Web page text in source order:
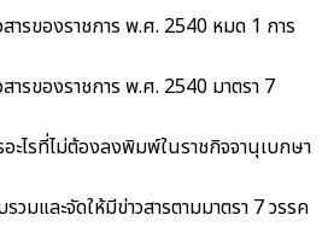
รของราชการ พ.ศ. 2540 หมด 1 การ
รของราชการ พ.ศ. 2540 มาตรา 7
ะไรที่ไม่ต้องลงพิมพ์ในราชกิจจานุเบกษา
มและจัดให้มีข่าวสารตามมาตรา 7 วรรค